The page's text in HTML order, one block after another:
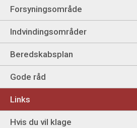
Forsyningsområde
Indvindingsområder
Beredskabsplan
Gode råd
Links
Hvis du vil klage